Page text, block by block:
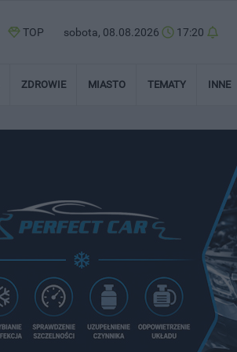
TOP sobota, 08.08.2026 17:20
ZDROWIE MIASTO TEMATY INNE